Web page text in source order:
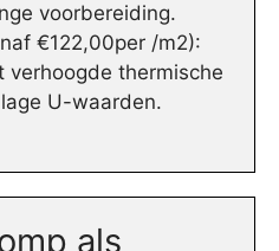
voorbereiding.
€122,00per /m2):
verhoogde thermische
U-waarden.
als